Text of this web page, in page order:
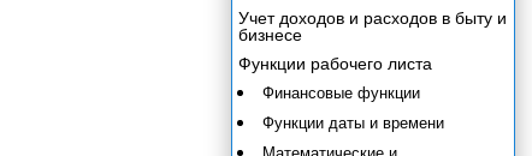
Учет доходов и расходов в быту и
бизнесе
Функции рабочего листа
Финансовые функции
Функции даты и времени